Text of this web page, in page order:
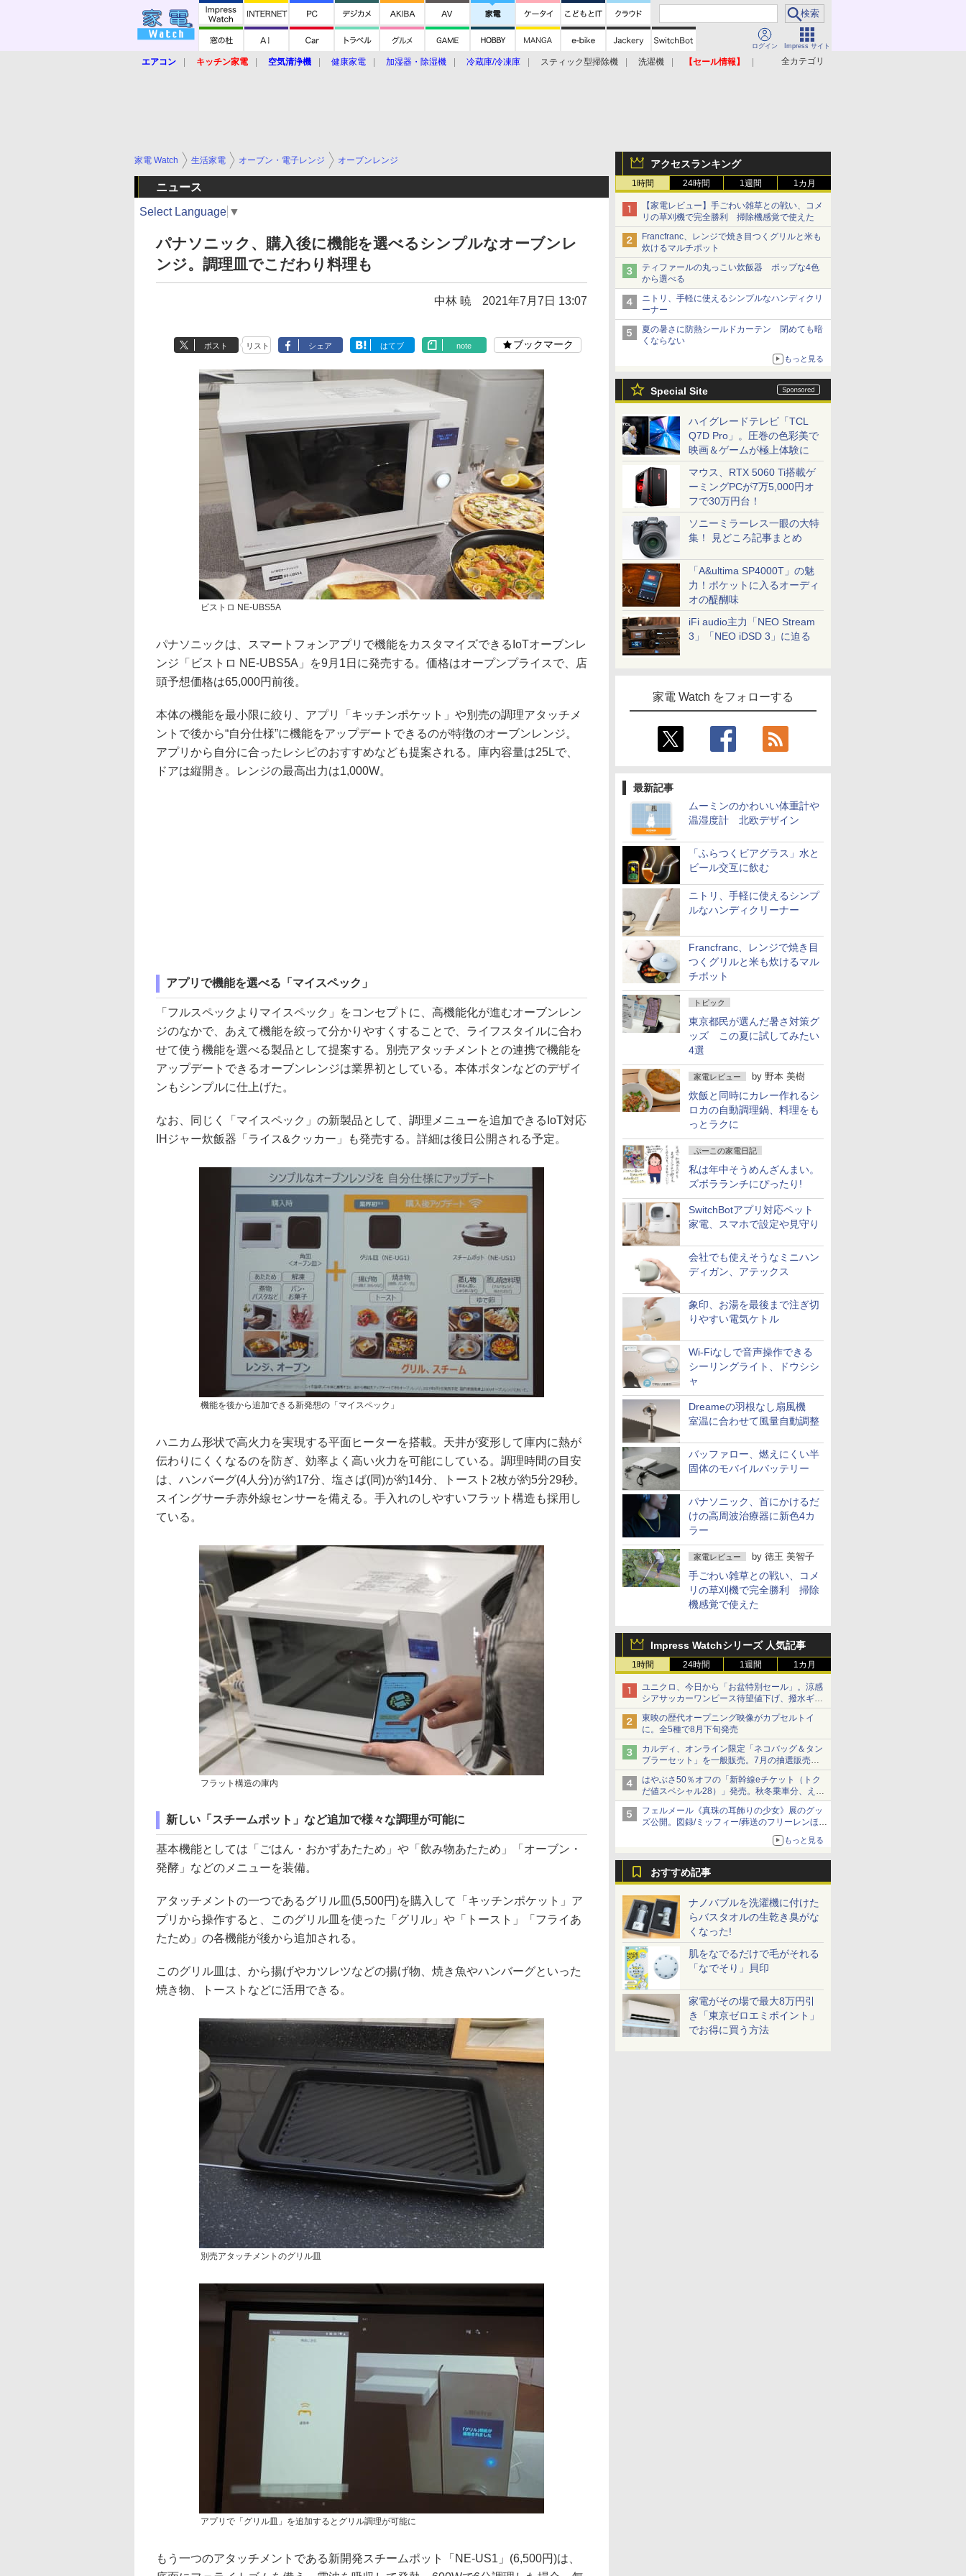
ログイン Impress サイト
全カテゴリ
エアコン キッチン家電 空気清浄機 健康家電 加湿器・除湿機 冷蔵庫/冷凍庫 スティック型掃除機 洗濯機
【セール情報】
アクセスランキング
1時間 24時間 1週間 1カ月
【家電レビュー】手ごわい雑草との戦い、コメ
リの草刈機で完全勝利 掃除機感覚で使えた
Francfranc、レンジで焼き目つくグリルと米も
炊けるマルチポット
ティファールの丸っこい炊飯器 ポップな4色
から選べる
ニトリ、手軽に使えるシンプルなハンディクリ
ーナー
夏の暑さに防熱シールドカーテン 閉めても暗
くならない
もっと見る
Special Site
ハイグレードテレビ「TCL
Q7D Pro」。圧巻の色彩美で
映画＆ゲームが極上体験に
マウス、RTX 5060 Ti搭載ゲ
ーミングPCが7万5,000円オ
フで30万円台！
ソニーミラーレス一眼の大特
集！ 見どころ記事まとめ
「A&ultima SP4000T」の魅
力！ポケットに入るオーディ
オの醍醐味
iFi audio主力「NEO Stream
3」「NEO iDSD 3」に迫る
家電 Watch をフォローする
最新記事
ムーミンのかわいい体重計や
温湿度計 北欧デザイン
「ふらつくビアグラス」水と
ビール交互に飲む
ニトリ、手軽に使えるシンプ
ルなハンディクリーナー
Francfranc、レンジで焼き目
つくグリルと米も炊けるマル
チポット
トピック
東京都民が選んだ暑さ対策グ
ッズ この夏に試してみたい
4選
家電レビュー by 野本 美樹
炊飯と同時にカレー作れるシ
ロカの自動調理鍋、料理をも
っとラクに
ぷーこの家電日記
私は年中そうめんざんまい。
ズボラランチにぴったり!
SwitchBotアプリ対応ペット
家電、スマホで設定や見守り
会社でも使えそうなミニハン
ディガン、アテックス
象印、お湯を最後まで注ぎ切
りやすい電気ケトル
Wi-Fiなしで音声操作できる
シーリングライト、ドウシシ
ャ
Dreameの羽根なし扇風機
室温に合わせて風量自動調整
バッファロー、燃えにくい半
固体のモバイルバッテリー
パナソニック、首にかけるだ
けの高周波治療器に新色4カ
ラー
家電レビュー by 徳王 美智子
手ごわい雑草との戦い、コメ
リの草刈機で完全勝利 掃除
機感覚で使えた
Impress Watchシリーズ 人気記事
1時間 24時間 1週間 1カ月
ユニクロ、今日から「お盆特別セール」。涼感
シアサッカーワンピース待望値下げ、撥水ギア
ショーツは1990円に
東映の歴代オープニング映像がカプセルトイ
に。全5種で8月下旬発売
カルディ、オンライン限定「ネコバッグ＆タン
ブラーセット」を一般販売。7月の抽選販売の
当選無効分
はやぶさ50％オフの「新幹線eチケット（トク
だ値スペシャル28）」発売。秋冬乗車分、えき
ねっと限定
フェルメール《真珠の耳飾りの少女》展のグッ
ズ公開。図録/ミッフィー/葬送のフリーレンほ
もっと見る
おすすめ記事
ナノバブルを洗濯機に付けた
らバスタオルの生乾き臭がな
くなった!
肌をなでるだけで毛がそれる
「なでそり」貝印
家電がその場で最大8万円引
き「東京ゼロエミポイント」
でお得に買う方法
家電 Watch 生活家電 オーブン・電子レンジ オーブンレンジ
ニュース
Select Language ▼
パナソニック、購入後に機能を選べるシンプルなオーブンレ
ンジ。調理皿でこだわり料理も
中林 暁 2021年7月7日 13:07
ポスト リスト シェア はてブ note ブックマーク
ビストロ NE-UBS5A
パナソニックは、スマートフォンアプリで機能をカスタマイズできるIoTオーブンレ
ンジ「ビストロ NE-UBS5A」を9月1日に発売する。価格はオープンプライスで、店
頭予想価格は65,000円前後。
本体の機能を最小限に絞り、アプリ「キッチンポケット」や別売の調理アタッチメ
ントで後から“自分仕様”に機能をアップデートできるのが特徴のオーブンレンジ。
アプリから自分に合ったレシピのおすすめなども提案される。庫内容量は25Lで、
ドアは縦開き。レンジの最高出力は1,000W。
アプリで機能を選べる「マイスペック」
「フルスペックよりマイスペック」をコンセプトに、高機能化が進むオーブンレン
ジのなかで、あえて機能を絞って分かりやすくすることで、ライフスタイルに合わ
せて使う機能を選べる製品として提案する。別売アタッチメントとの連携で機能を
アップデートできるオーブンレンジは業界初としている。本体ボタンなどのデザイ
ンもシンプルに仕上げた。
なお、同じく「マイスペック」の新製品として、調理メニューを追加できるIoT対応
IHジャー炊飯器「ライス&クッカー」も発売する。詳細は後日公開される予定。
機能を後から追加できる新発想の「マイスペック」
ハニカム形状で高火力を実現する平面ヒーターを搭載。天井が変形して庫内に熱が
伝わりにくくなるのを防ぎ、効率よく高い火力を可能にしている。調理時間の目安
は、ハンバーグ(4人分)が約17分、塩さば(同)が約14分、トースト2枚が約5分29秒。
スイングサーチ赤外線センサーを備える。手入れのしやすいフラット構造も採用し
ている。
フラット構造の庫内
新しい「スチームポット」など追加で様々な調理が可能に
基本機能としては「ごはん・おかずあたため」や「飲み物あたため」「オーブン・
発酵」などのメニューを装備。
アタッチメントの一つであるグリル皿(5,500円)を購入して「キッチンポケット」ア
プリから操作すると、このグリル皿を使った「グリル」や「トースト」「フライあ
たため」の各機能が後から追加される。
このグリル皿は、から揚げやカツレツなどの揚げ物、焼き魚やハンバーグといった
焼き物、トーストなどに活用できる。
別売アタッチメントのグリル皿
アプリで「グリル皿」を追加するとグリル調理が可能に
もう一つのアタッチメントである新開発スチームポット「NE-US1」(6,500円)は、